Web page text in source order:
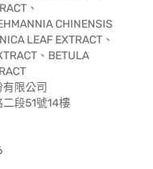
、
CHINENSIS
LEAF EXTRACT、
、BETULA
有限公司
二段51號14樓